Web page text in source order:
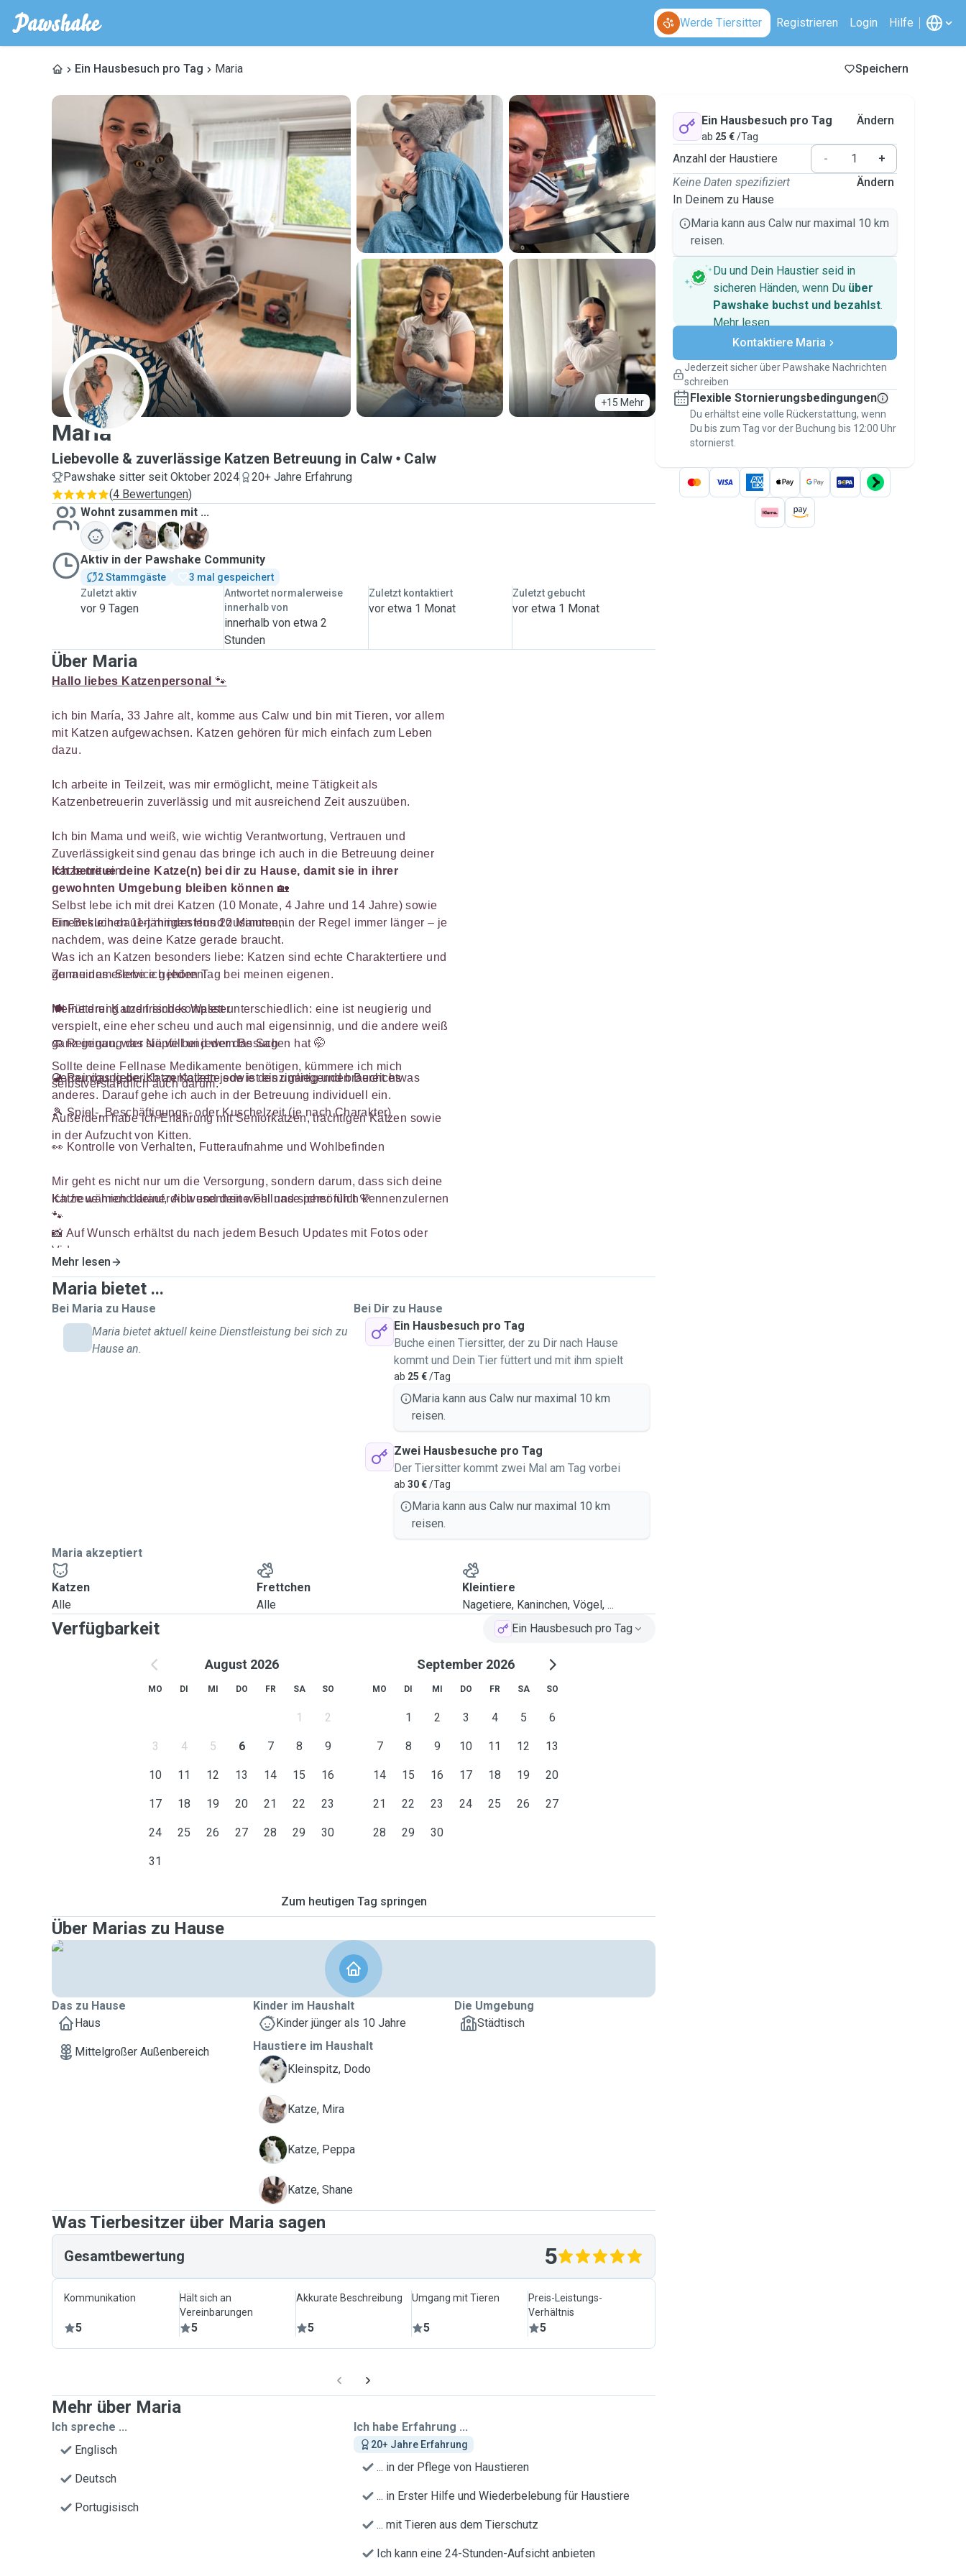
Werde Tiersitter Registrieren Login Hilfe
Ein Hausbesuch pro Tag Maria Speichern
+15 Mehr
M
Maria
Liebevolle & zuverlässige Katzen Betreuung in Calw Calw
Pawshake sitter seit Oktober 2024
20+ Jahre Erfahrung
(4 Bewertungen)
Wohnt zusammen mit ...
D
M P
S
Aktiv in der Pawshake Community
2 Stammgäste
3 mal gespeichert
Zuletzt aktiv
vor 9 Tagen
Antwortet normalerweise
innerhalb von
innerhalb von etwa 2
Stunden
Zuletzt kontaktiert
vor etwa 1 Monat
Zuletzt gebucht
vor etwa 1 Monat
Über Maria
Hallo liebes Katzenpersonal🐾
ich bin María, 33 Jahre alt, komme aus Calw und bin mit Tieren, vor allem
mit Katzen aufgewachsen. Katzen gehören für mich einfach zum Leben
dazu.
Ich arbeite in Teilzeit, was mir ermöglicht, meine Tätigkeit als
Katzenbetreuerin zuverlässig und mit ausreichend Zeit auszuüben.
Ich bin Mama und weiß, wie wichtig Verantwortung, Vertrauen und
Zuverlässigkeit sind genau das bringe ich auch in die Betreuung deiner
Katze mit ein.
Selbst lebe ich mit drei Katzen (10 Monate, 4 Jahre und 14 Jahre) sowie
einem kleinen 11-jährigen Hund zusammen.
Was ich an Katzen besonders liebe: Katzen sind echte Charaktertiere und
genau das erlebe ich jeden Tag bei meinen eigenen.
Meine drei Katzen sind komplett unterschiedlich: eine ist neugierig und
verspielt, eine eher scheu und auch mal eigensinnig, und die andere weiß
ganz genau, was sie will und wer das Sagen hat 🤭
Genau das liebe ich an Katzen jede ist einzigartig und braucht etwas
anderes. Darauf gehe ich auch in der Betreuung individuell ein.
Ich betreue deine Katze(n) bei dir zu Hause, damit sie in ihrer
gewohnten Umgebung bleiben können 🏡
Ein Besuch dauert mindestens 20 Minuten, in der Regel immer länger – je
nachdem, was deine Katze gerade braucht.
Zu meinem Service gehören:
🍽️ Fütterung und frisches Wasser
🧼 Reinigung der Näpfe bei jedem Besuch
🚽 Reinigung der Katzentoilette sowie des umliegenden Bereichs
🎾 Spiel-, Beschäftigungs- oder Kuschelzeit (je nach Charakter)
👀 Kontrolle von Verhalten, Futteraufnahme und Wohlbefinden
Mir geht es nicht nur um die Versorgung, sondern darum, dass sich deine
Katze während deiner Abwesenheit wohl und sicher fühlt 💛
📸 Auf Wunsch erhältst du nach jedem Besuch Updates mit Fotos oder
Videos.
🏡 Zusätzlicher Service (inklusive):
🌿 Pflanzen gießen
￼Nach Absprache versorge ich auch zusätzlich Kleintiere (z. B. Aquarium,
ca. 10–15 Minuten Fahrzeit (ca. 5km rund um Calw)
💡 Die Anfahrt ist bereits im Preis enthalten
Sollte deine Fellnase Medikamente benötigen, kümmere ich mich
selbstverständlich auch darum.
Außerdem habe ich Erfahrung mit Seniorkatzen, trächtigen Katzen sowie
in der Aufzucht von Kitten.
Ich freue mich darauf, dich und deine Fellnase persönlich kennenzulernen
🐾
Mehr lesen
Maria bietet ...
Bei Maria zu Hause
Maria bietet aktuell keine Dienstleistung bei sich zu
Hause an.
Bei Dir zu Hause
Ein Hausbesuch pro Tag
Buche einen Tiersitter, der zu Dir nach Hause
kommt und Dein Tier füttert und mit ihm spielt
ab 25 €/Tag
Maria kann aus Calw nur maximal 10 km
reisen.
Zwei Hausbesuche pro Tag
Der Tiersitter kommt zwei Mal am Tag vorbei
ab 30 €/Tag
Maria kann aus Calw nur maximal 10 km
reisen.
Maria akzeptiert
Katzen
Alle
Frettchen
Alle
Kleintiere
Nagetiere, Kaninchen, Vögel, ...
Verfügbarkeit Ein Hausbesuch pro Tag
August 2026
MO DI MI DO FR SA SO
1 2
3 4 5 6 7 8 9
10 11 12 13 14 15 16
17 18 19 20 21 22 23
24 25 26 27 28 29 30
31
September 2026
MO DI MI DO FR SA SO
1 2 3 4 5 6
7 8 9 10 11 12 13
14 15 16 17 18 19 20
21 22 23 24 25 26 27
28 29 30
Zum heutigen Tag springen
Über Marias zu Hause
Das zu Hause
Haus
Mittelgroßer Außenbereich
Kinder im Haushalt
Kinder jünger als 10 Jahre
Haustiere im Haushalt
D
Kleinspitz, Dodo
M Katze, Mira
P Katze, Peppa
S Katze, Shane
Die Umgebung
Städtisch
Was Tierbesitzer über Maria sagen
Gesamtbewertung 5
Kommunikation
5
Hält sich an
Vereinbarungen
5
Akkurate Beschreibung
5
Umgang mit Tieren
5
Preis-Leistungs-
Verhältnis
5
Mehr über Maria
Ich spreche ...
Englisch
Deutsch
Portugisisch
Ich habe Erfahrung ...
20+ Jahre Erfahrung
... in der Pflege von Haustieren
... in Erster Hilfe und Wiederbelebung für Haustiere
... mit Tieren aus dem Tierschutz
Ich kann eine 24-Stunden-Aufsicht anbieten
Ein Hausbesuch pro Tag
ab 25 €/Tag
Ändern
Anzahl der Haustiere -
+
Keine Daten spezifiziert
In Deinem zu Hause
Ändern
Maria kann aus Calw nur maximal 10 km
reisen.
Du und Dein Haustier seid in
sicheren Händen, wenn Du über
Pawshake buchst und bezahlst.
Mehr lesenSichere Zahlungen
Unterstützung, falls sich Deine
Versicherte Buchungen
Erledige alles über Pawshake – von der
ersten Nachricht bis zur Bezahlung –, um
über die Pawshake-Garantieabgesichert zu
sein
Kontaktiere Maria
Jederzeit sicher über Pawshake Nachrichten
schreiben
Flexible Stornierungsbedingungen
Du erhältst eine volle Rückerstattung, wenn
Du bis zum Tag vor der Buchung bis 12:00 Uhr
stornierst.